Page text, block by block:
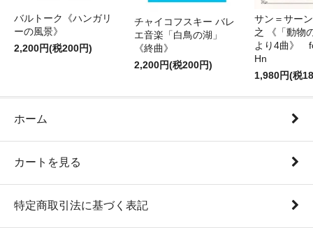
バルトーク《ハンガリ
ーの風景》
2,200円(税200円)
チャイコフスキー バレ
エ音楽「白鳥の湖」
《終曲》
2,200円(税200円)
サン＝サー
之 《「動物
より4曲》
Hn
1,980円(税
ホーム
カートを見る
特定商取引法に基づく表記